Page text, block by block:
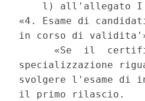
l) all'allegato
«4. Esame di
in corso di
«Se  il
specializzazione
svolgere l'esame di
il primo rilascio.